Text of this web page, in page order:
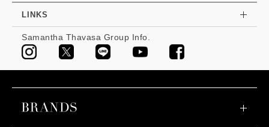
LINKS
Samantha Thavasa Group Info.